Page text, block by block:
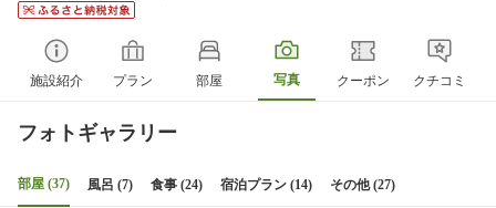
施設紹介 プラン 部屋 写真 クーポン クチコミ
フォトギャラリー
部屋 (37) 風呂 (7) 食事 (24) 宿泊プラン (14) その他 (27)